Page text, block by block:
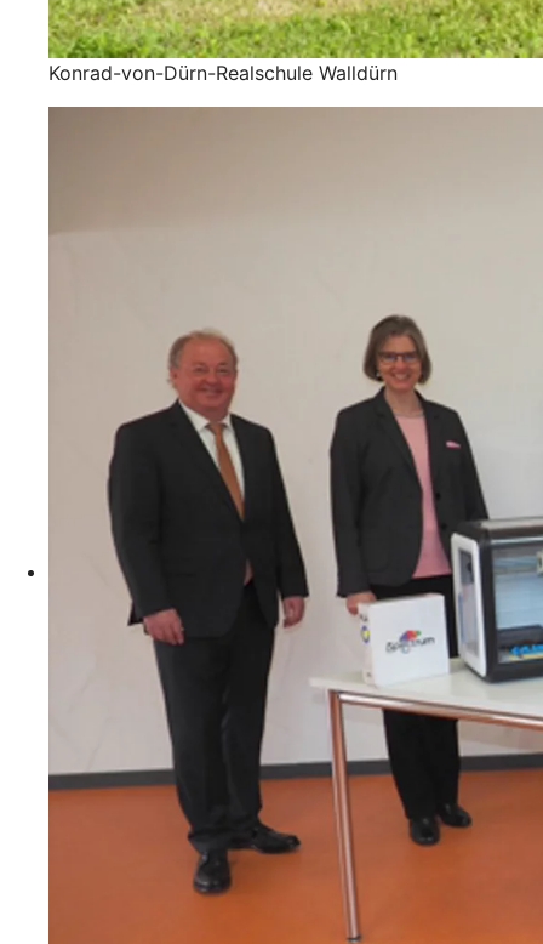
Konrad-von-Dürn-Realschule Walldürn